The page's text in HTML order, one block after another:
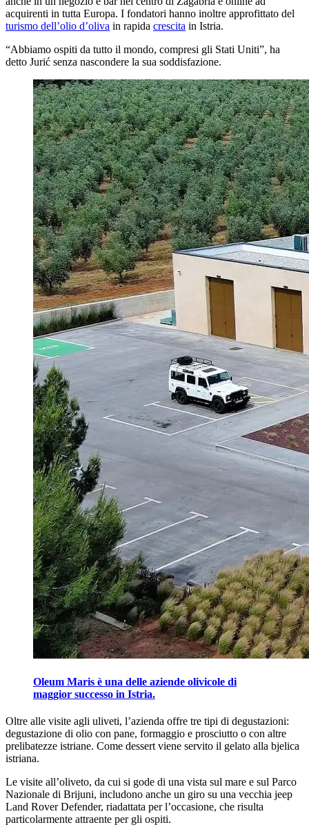
acquirenti in tutta Europa. I fondatori hanno inoltre approfittato del
turismo dell’olio d’oliva in rapida crescita in Istria.
“Abbiamo ospiti da tutto il mondo, compresi gli Stati Uniti”, ha
detto Jurić senza nascondere la sua soddisfazione.
Oleum Maris è una delle aziende olivicole di
maggior successo in Istria.
Oltre alle visite agli uliveti, l’azienda offre tre tipi di degustazioni:
degustazione di olio con pane, formaggio e prosciutto o con altre
prelibatezze istriane. Come dessert viene servito il gelato alla bjelica
istriana.
Le visite all’oliveto, da cui si gode di una vista sul mare e sul Parco
Nazionale di Brijuni, includono anche un giro su una vecchia jeep
Land Rover Defender, riadattata per l’occasione, che risulta
particolarmente attraente per gli ospiti.